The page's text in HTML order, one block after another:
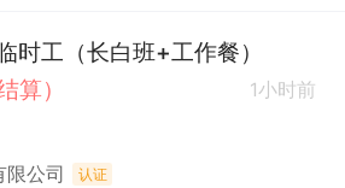
时工（长白班+工作餐）
算）
1小时前
公司 认证